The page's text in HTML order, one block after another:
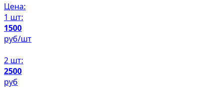
Цена:
1 шт:
1500
руб/шт
2 шт:
2500
руб